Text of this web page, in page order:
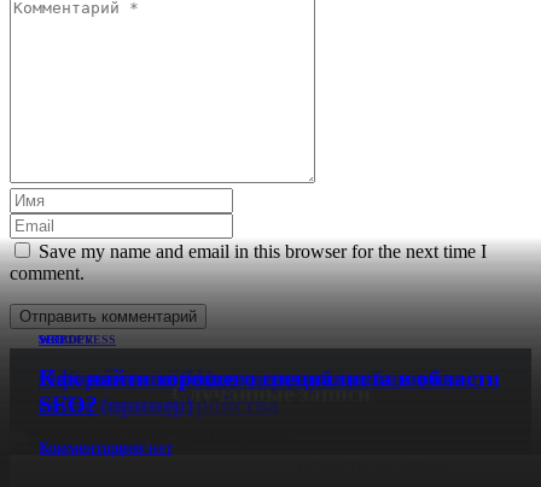
Save my name and email in this browser for the next time I
comment.
Отправить комментарий
Случайные записи
WORDPRESS
Собственный H1 для страниц, записей и
товаров
2комментария
WEBDEV
Легкий способ адаптировать таблицу под
мобильные устройства
Комментариев нет
SEO
Оформление текста для публикации на
сайте (пример)
1комментарий
SEO
Как найти хорошего специалиста в области
SEO?
Комментариев нет